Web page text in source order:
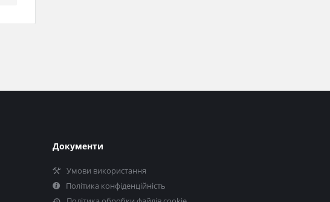
Документи
Умови використання
Політика конфіденційність